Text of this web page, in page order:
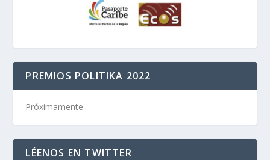
PREMIOS POLITIKA 2022
Próximamente
LÉENOS EN TWITTER